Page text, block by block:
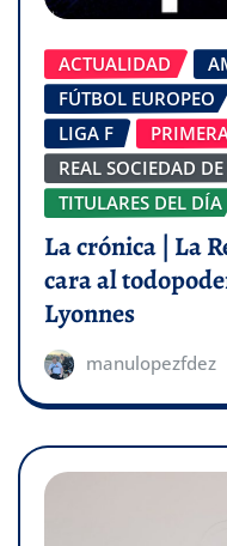
ACTUALIDAD
FÚTBOL EUROPEO
LIGA F
REAL SOCIEDAD
TITULARES DEL DÍA
La crónica | La
cara al
Lyonnes
manulopezfdez